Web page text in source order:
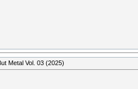
Metal Vol. 03 (2025)